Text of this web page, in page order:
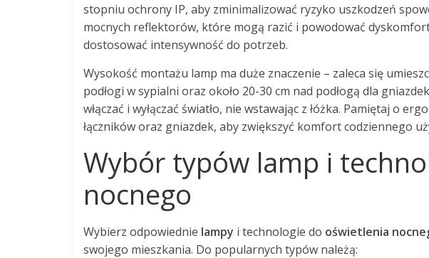
stopniu ochrony IP, aby zminimalizować ryzyko uszkodzeń
mocnych reflektorów, które mogą razić i powodować
dostosować intensywność do potrzeb.
Wysokość montażu lamp ma duże znaczenie – zaleca się
podłogi w sypialni oraz około 20-30 cm nad podłogą dla
włączać i wyłączać światło, nie wstawając z łóżka. Pamiętaj o
łączników oraz gniazdek, aby zwiększyć komfort codziennego
Wybór typów lamp i
nocnego
Wybierz odpowiednie lampy i technologie do oświetlenia
swojego mieszkania. Do popularnych typów należą: